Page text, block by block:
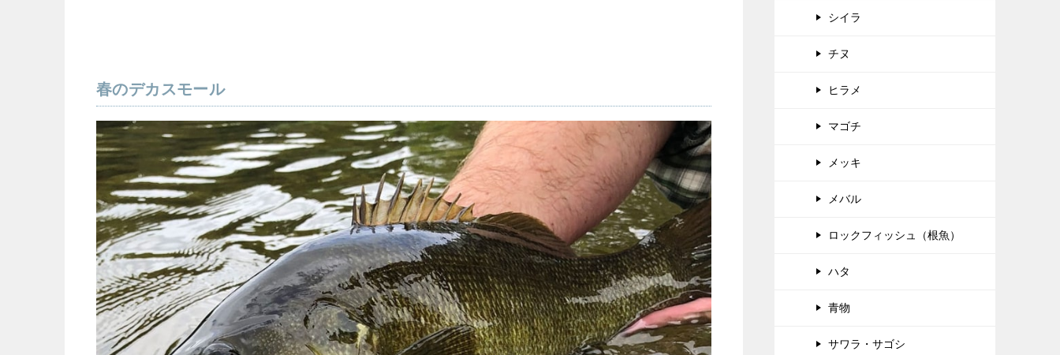
春のデカスモール
シイラ
チヌ
ヒラメ
マゴチ
メッキ
メバル
ロックフィッシュ（根魚）
ハタ
青物
サワラ・サゴシ